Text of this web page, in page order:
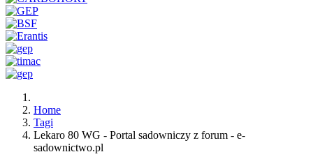
Home
Tagi
Lekaro 80 WG - Portal sadowniczy z forum - e-
sadownictwo.pl